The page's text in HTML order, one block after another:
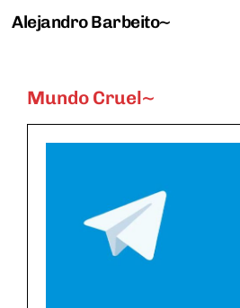
Saltar al contenido
Alejandro Barbeito~
Mundo Cruel~